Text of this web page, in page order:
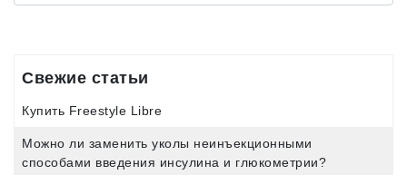
Свежие статьи
Купить Freestyle Libre
Можно ли заменить уколы неинъекционными
способами введения инсулина и глюкометрии?